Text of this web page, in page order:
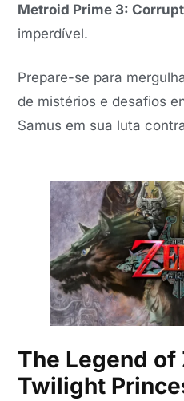
Metroid Prime 3:
imperdível.
Prepare-se para
de mistérios e desafios
Samus em sua luta
The Legend of
Twilight